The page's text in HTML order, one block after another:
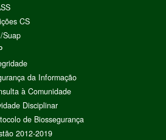
CS
Suap
da Informação
à Comunidade
Disciplinar
de Biossegurança
2012-2019